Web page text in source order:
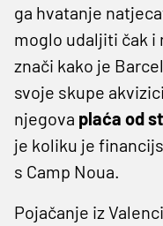
ga hvatanje
moglo udaljiti čak i
znači kako je
svoje skupe
njegova plaća od
je koliku je
s Camp Noua.
Pojačanje iz